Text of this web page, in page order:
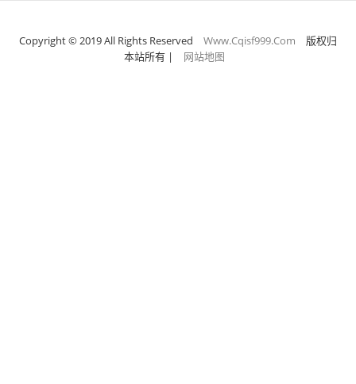
Copyright © 2019 All Rights Reserved Www.Cqisf999.Com
版权归
本站所有| 网站地图